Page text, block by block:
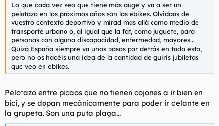
Lo que cada vez veo que tiene más auge y va a ser un
pelotazo en los próximos años son las ebikes. Olvidaos de
vuestro contexto deportivo y mirad más allá como medio de
transporte urbano o, al igual que la fat, como juguete, para
personas con alguna discapacidad, enfermedad, mayores...
Quizá España siempre va unos pasos por detrás en todo esto,
pero no os hacéis una idea de la cantidad de guiris jubiletas
que veo en ebikes.
Pelotazo entre picaos que no tienen cojones a ir bien en
bici, y se dopan mecánicamente para poder ir delante en
la grupeta. Son una puta plaga...